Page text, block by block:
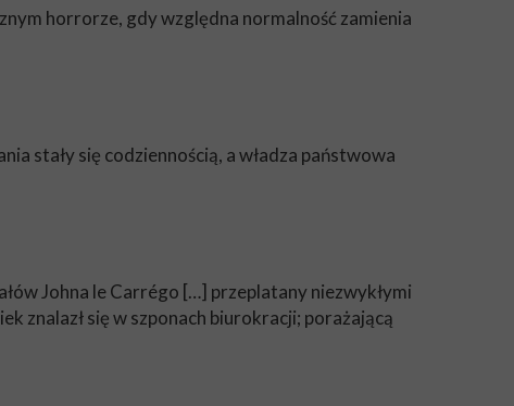
horrorze, gdy względna normalność zamienia
stały się codziennością, a władza państwowa
Johna le Carrégo […] przeplatany niezwykłymi
znalazł się w szponach biurokracji; porażającą